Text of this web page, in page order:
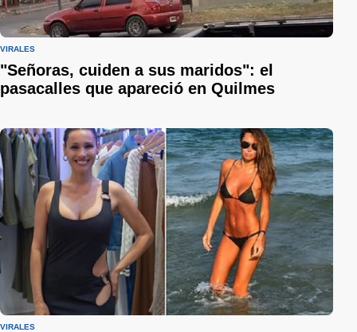
VIRALES
"Señoras, cuiden a sus maridos": el
pasacalles que apareció en Quilmes
VIRALES